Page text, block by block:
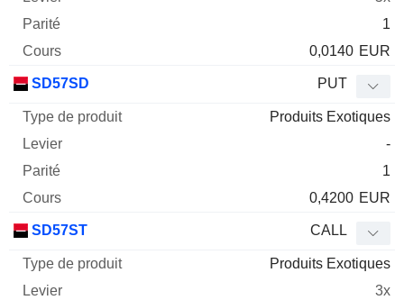
1
0,0140 EUR
SD57SD PUT
Produits Exotiques
-
1
0,4200 EUR
SD57ST CALL
Produits Exotiques
3x